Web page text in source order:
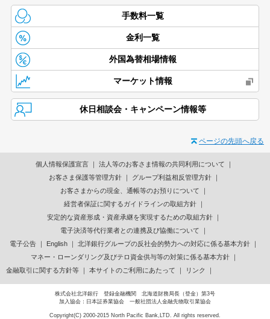
手数料一覧
金利一覧
外国為替相場情報
マーケット情報
休日相談会・キャンペーン情報等
ページの先頭へ戻る
個人情報保護宣言
法人等のお客さま情報の共同利用について
お客さま保護等管理方針
グループ利益相反管理方針
お客さまからの現金、通帳等のお預りについて
経営者保証に関するガイドラインの取組方針
安定的な資産形成・資産承継を実現するための取組方針
電子決済等代行業者との連携及び協働について
電子公告
English
北洋銀行グループの反社会的勢力への対応に係る基本方針
マネー・ローンダリング及びテロ資金供与等の対策に係る基本方針
金融取引に関する方針等
本サイトのご利用にあたって リンク
株式会社北洋銀行 登録金融機関 北海道財務局長（登金）第3号
加入協会：日本証券業協会 一般社団法人金融先物取引業協会
Copyright(C) 2000-2015 North Pacific Bank,LTD. All rights reserved.